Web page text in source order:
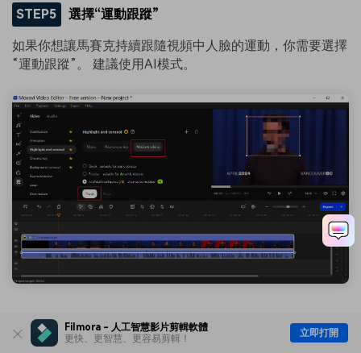
Filmora - 人工智慧影片剪輯軟體
更快、更智慧、更容易剪輯！
立即打開
STEP5 選擇“運動跟蹤”
如果你想讓馬賽克持續跟隨視頻中人臉的運動，你需要選擇
“運動跟蹤”。 建議使用AI模式。
STEP6 預覽效果